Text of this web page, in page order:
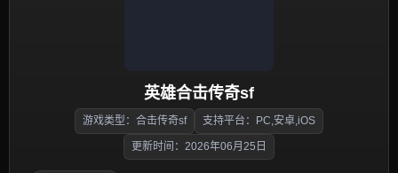
英雄合击传奇sf
游戏类型：合击传奇sf 支持平台：PC,安卓,iOS
更新时间：2026年06月25日